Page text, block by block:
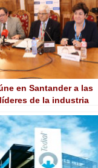
en Santander a las
de la industria